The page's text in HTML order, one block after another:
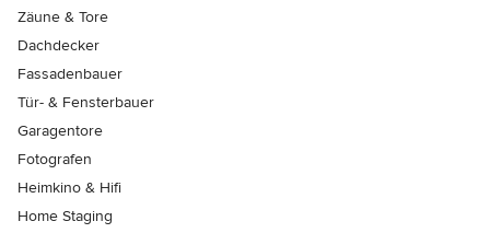
Zäune & Tore
Dachdecker
Fassadenbauer
Tür- & Fensterbauer
Garagentore
Fotografen
Heimkino & Hifi
Home Staging